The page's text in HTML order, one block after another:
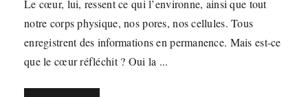
Le cœur, lui, ressent ce qui l’environne, ainsi que tout
notre corps physique, nos pores, nos cellules. Tous
enregistrent des informations en permanence. Mais est-ce
que le cœur réfléchit ? Oui la ...